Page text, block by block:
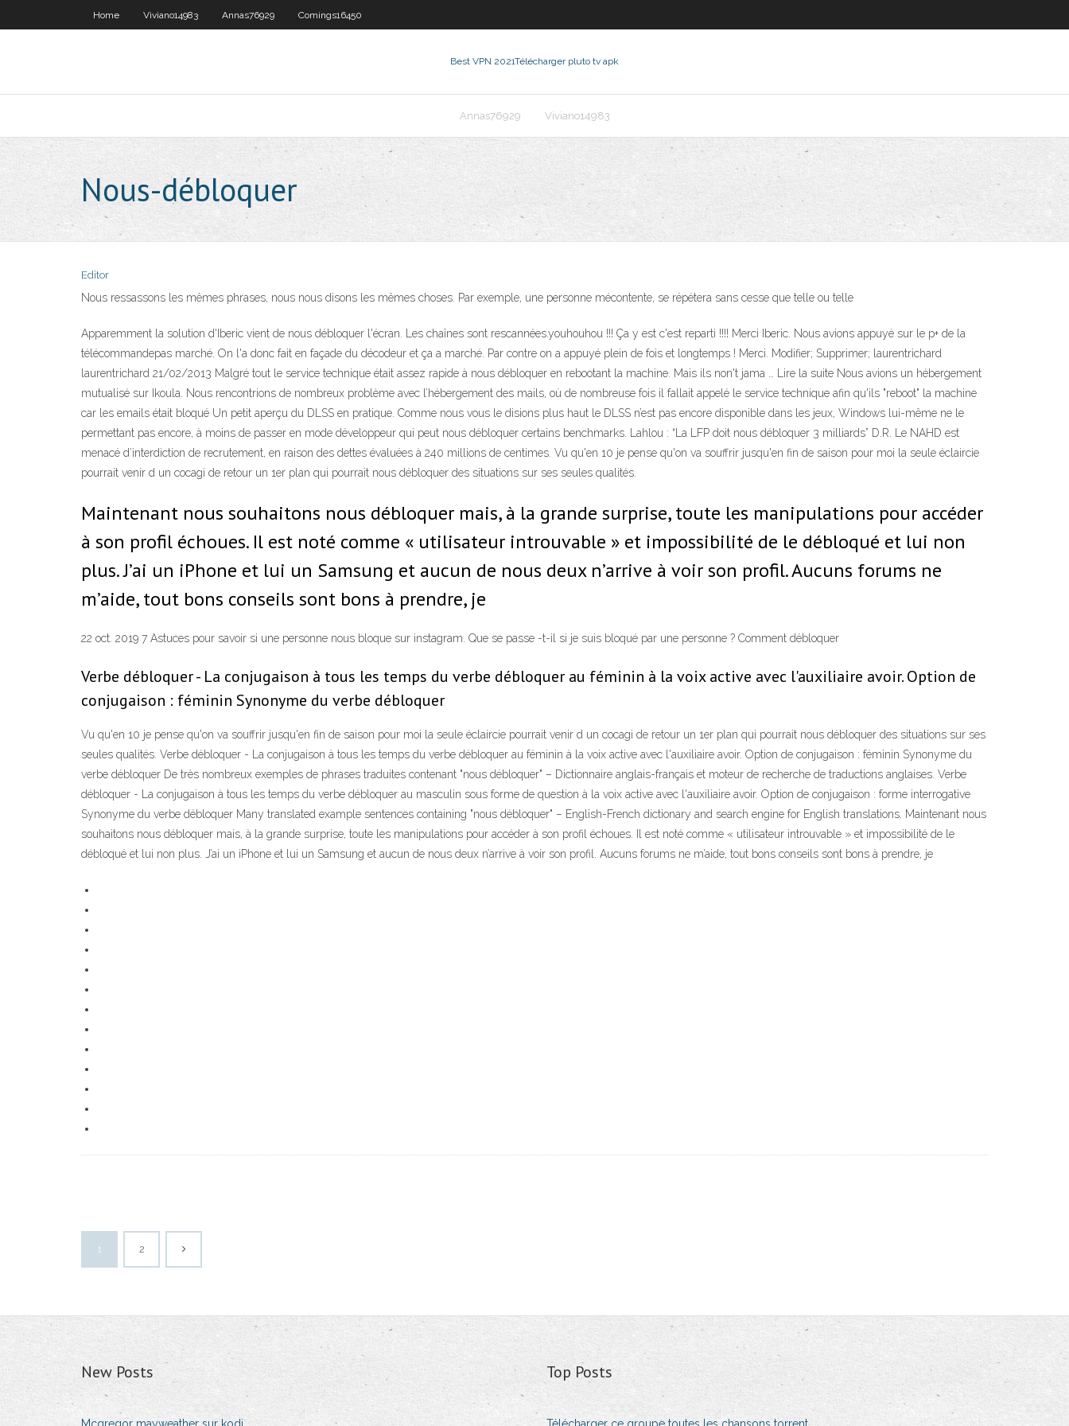
Home Viviano14983 Annas76929 Comings16450
Best VPN 2021Télécharger pluto tv apk
Annas76929 Viviano14983
Nous-débloquer
Editor
Nous ressassons les mêmes phrases, nous nous disons les mêmes choses. Par exemple, une personne mécontente, se répétera sans cesse que telle ou telle
Apparemment la solution d'Iberic vient de nous débloquer l'écran. Les chaînes sont rescannées.youhouhou !!! Ça y est c'est reparti !!!! Merci Iberic. Nous avions appuyé sur le p+ de la
télécommandepas marché. On l'a donc fait en façade du décodeur et ça a marché. Par contre on a appuyé plein de fois et longtemps ! Merci. Modifier; Supprimer; laurentrichard
laurentrichard 21/02/2013 Malgré tout le service technique était assez rapide à nous débloquer en rebootant la machine. Mais ils non't jama … Lire la suite Nous avions un hébergement
mutualisé sur Ikoula. Nous rencontrions de nombreux problème avec l’hébergement des mails, où de nombreuse fois il fallait appelé le service technique afin qu'ils "reboot" la machine
car les emails était bloqué Un petit aperçu du DLSS en pratique. Comme nous vous le disions plus haut le DLSS n’est pas encore disponible dans les jeux, Windows lui-même ne le
permettant pas encore, à moins de passer en mode développeur qui peut nous débloquer certains benchmarks. Lahlou : “La LFP doit nous débloquer 3 milliards” D.R. Le NAHD est
menacé d’interdiction de recrutement, en raison des dettes évaluées à 240 millions de centimes. Vu qu'en 10 je pense qu'on va souffrir jusqu'en fin de saison pour moi la seule éclaircie
pourrait venir d un cocagi de retour un 1er plan qui pourrait nous débloquer des situations sur ses seules qualités.
Maintenant nous souhaitons nous débloquer mais, à la grande surprise, toute les manipulations pour accéder
à son profil échoues. Il est noté comme « utilisateur introuvable » et impossibilité de le débloqué et lui non
plus. J’ai un iPhone et lui un Samsung et aucun de nous deux n’arrive à voir son profil. Aucuns forums ne
m’aide, tout bons conseils sont bons à prendre, je
22 oct. 2019 7 Astuces pour savoir si une personne nous bloque sur instagram. Que se passe -t-il si je suis bloqué par une personne ? Comment débloquer
Verbe débloquer - La conjugaison à tous les temps du verbe débloquer au féminin à la voix active avec l'auxiliaire avoir. Option de
conjugaison : féminin Synonyme du verbe débloquer
Vu qu'en 10 je pense qu'on va souffrir jusqu'en fin de saison pour moi la seule éclaircie pourrait venir d un cocagi de retour un 1er plan qui pourrait nous débloquer des situations sur ses
seules qualités. Verbe débloquer - La conjugaison à tous les temps du verbe débloquer au féminin à la voix active avec l'auxiliaire avoir. Option de conjugaison : féminin Synonyme du
verbe débloquer De très nombreux exemples de phrases traduites contenant "nous débloquer" – Dictionnaire anglais-français et moteur de recherche de traductions anglaises. Verbe
débloquer - La conjugaison à tous les temps du verbe débloquer au masculin sous forme de question à la voix active avec l'auxiliaire avoir. Option de conjugaison : forme interrogative
Synonyme du verbe débloquer Many translated example sentences containing "nous débloquer" – English-French dictionary and search engine for English translations. Maintenant nous
souhaitons nous débloquer mais, à la grande surprise, toute les manipulations pour accéder à son profil échoues. Il est noté comme « utilisateur introuvable » et impossibilité de le
débloqué et lui non plus. J’ai un iPhone et lui un Samsung et aucun de nous deux n’arrive à voir son profil. Aucuns forums ne m’aide, tout bons conseils sont bons à prendre, je
1 2
New Posts Top Posts